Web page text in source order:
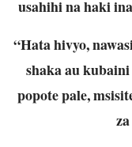
usahihi na haki
“Hata hivyo,
shaka au
popote pale,